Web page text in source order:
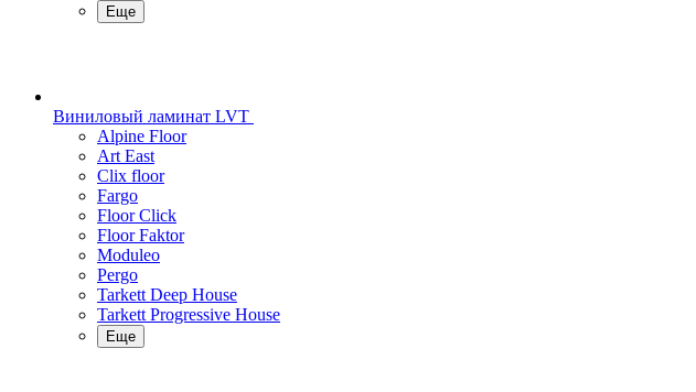
Еще
Виниловый ламинат LVT
Alpine Floor
Art East
Clix floor
Fargo
Floor Click
Floor Faktor
Moduleo
Pergo
Tarkett Deep House
Tarkett Progressive House
Еще